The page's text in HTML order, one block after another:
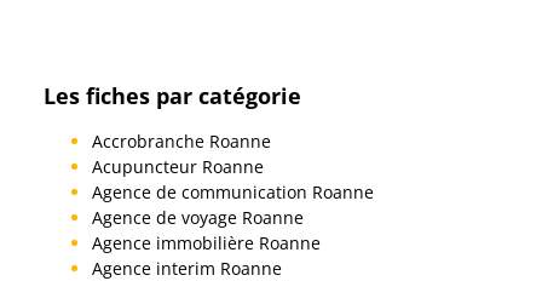
Les fiches par catégorie
Accrobranche Roanne
Acupuncteur Roanne
Agence de communication Roanne
Agence de voyage Roanne
Agence immobilière Roanne
Agence interim Roanne